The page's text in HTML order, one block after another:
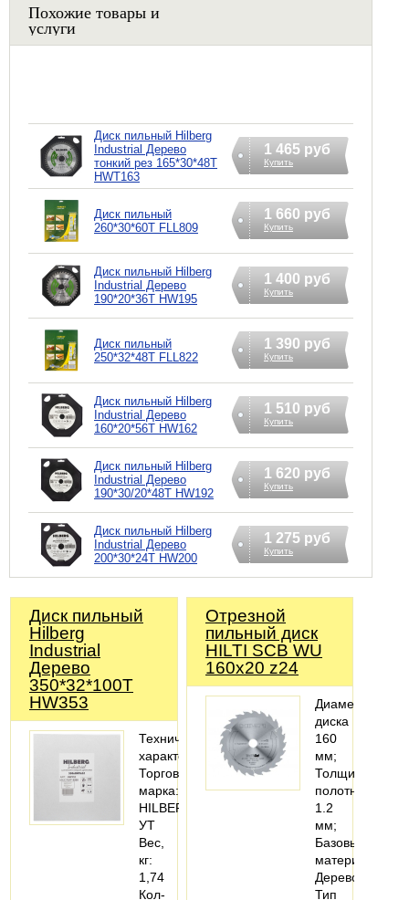
Похожие товары и
услуги
Диск пильный Hilberg
Industrial Дерево
тонкий рез 165*30*48Т
HWT163
1 465 руб
Купить
Диск пильный
260*30*60Т FLL809
1 660 руб
Купить
Диск пильный Hilberg
Industrial Дерево
190*20*36Т HW195
1 400 руб
Купить
Диск пильный
250*32*48Т FLL822
1 390 руб
Купить
Диск пильный Hilberg
Industrial Дерево
160*20*56Т HW162
1 510 руб
Купить
Диск пильный Hilberg
Industrial Дерево
190*30/20*48Т HW192
1 620 руб
Купить
Диск пильный Hilberg
Industrial Дерево
200*30*24Т HW200
1 275 руб
Купить
Диск пильный
Hilberg
Industrial
Дерево
350*32*100Т
HW353
Технические
характеристики
Торговая
марка:
HILBERG
УТ
Вес,
кг:
1,74
Кол-
Отрезной
пильный диск
HILTI SCB WU
160x20 z24
Диаметр
диска
160
мм;
Толщина
полотна
1.2
мм;
Базовый
материал
Дерево;
Тип